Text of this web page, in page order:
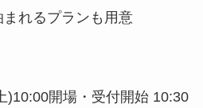
れるプランも用意
)10:00開場・受付開始 10:30